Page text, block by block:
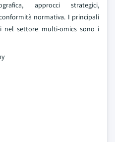
approcci strategici,
normativa. I principali
nel settore multi-omics sono i